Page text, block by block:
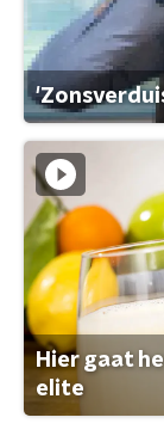
Hier gaat
elite